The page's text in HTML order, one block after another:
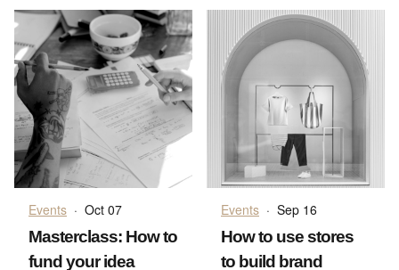
Events · Oct 07
Masterclass: How to
fund your idea
Events · Sep 16
How to use stores
to build brand